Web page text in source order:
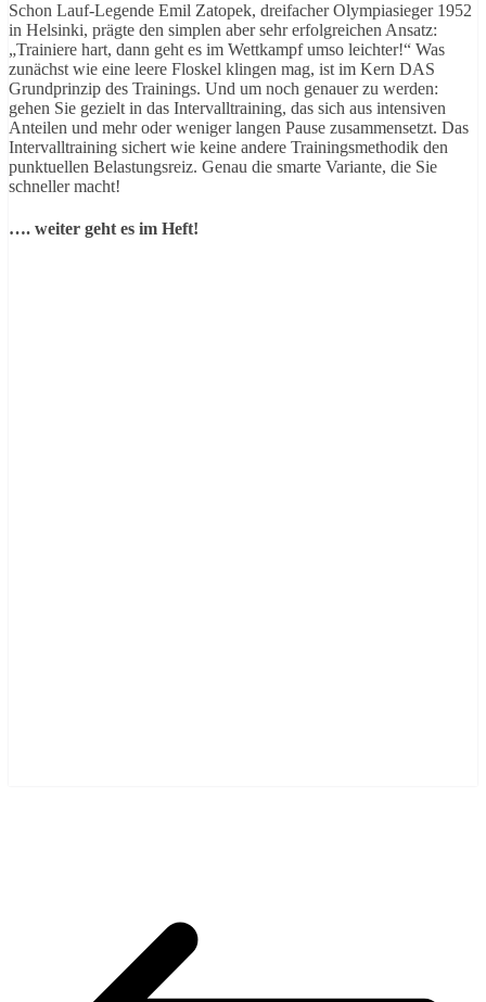
Schon Lauf-Legende Emil Zatopek, dreifacher Olympiasieger 1952
in Helsinki, prägte den simplen aber sehr erfolgreichen Ansatz:
„Trainiere hart, dann geht es im Wettkampf umso leichter!“ Was
zunächst wie eine leere Floskel klingen mag, ist im Kern DAS
Grundprinzip des Trainings. Und um noch genauer zu werden:
gehen Sie gezielt in das Intervalltraining, das sich aus intensiven
Anteilen und mehr oder weniger langen Pause zusammensetzt. Das
Intervalltraining sichert wie keine andere Trainingsmethodik den
punktuellen Belastungsreiz. Genau die smarte Variante, die Sie
schneller macht!
…. weiter geht es im Heft!